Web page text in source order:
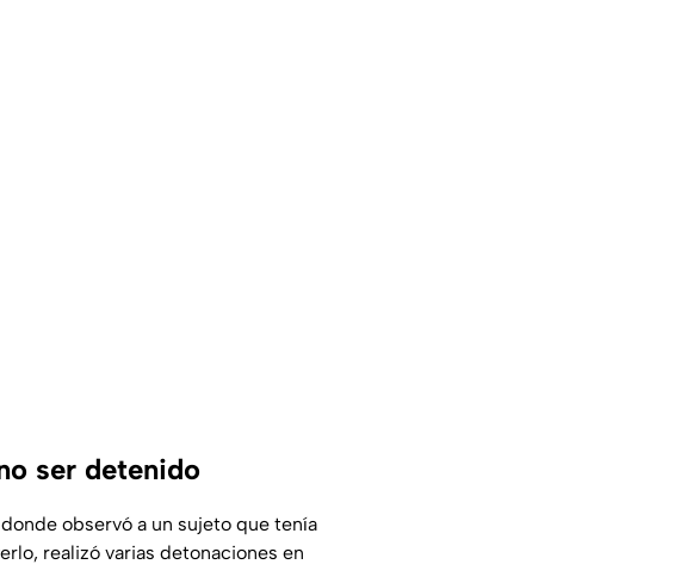
ser detenido
donde observó a un sujeto que tenía
realizó varias detonaciones en